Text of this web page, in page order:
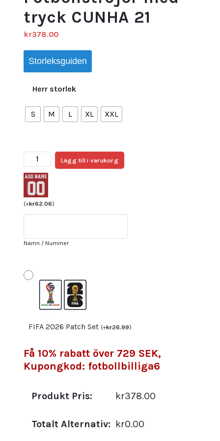
tryck CUNHA 21
kr378.00
Storleksguiden
Herr storlek
S M L XL XXL
Brasilien
Hemmatröja
Herr
VM
2022
Fotbollströjor
CUNHA
mängd
Lägg till i varukorg
(+kr62.06)
Namn / Nummer
FIFA 2026 Patch Set (+kr26.99)
Få 10% rabatt över 729 SEK,
Kupongkod: fotbollbilliga6
Produkt Pris: kr378.00
Totalt Alternativ: kr0.00